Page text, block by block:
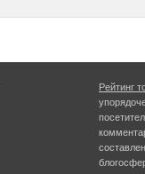
Рейтинг